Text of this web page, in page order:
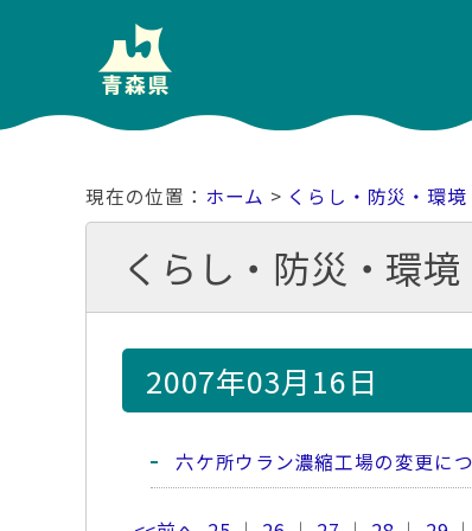
ホーム > くらし・防災・環境
くらし・防災・環境
2007年03月16日
六ケ所ウラン濃縮工場の変更に